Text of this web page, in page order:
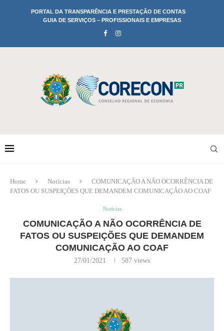
PORTAL DA TRANSPARÊNCIA E PRESTAÇÃO DE CONTAS
GUIA DE SERVIÇOS – PROFISSIONAIS E EMPRESAS
Home Notícias
COMUNICAÇÃO A NÃO OCORRÊNCIA DE
FATOS OU SUSPEIÇÕES QUE DEMANDEM COMUNICAÇÃO AO COAF
Notícias
COMUNICAÇÃO A NÃO OCORRÊNCIA DE
FATOS OU SUSPEIÇÕES QUE DEMANDEM
COMUNICAÇÃO AO COAF
27/01/2021 587 views